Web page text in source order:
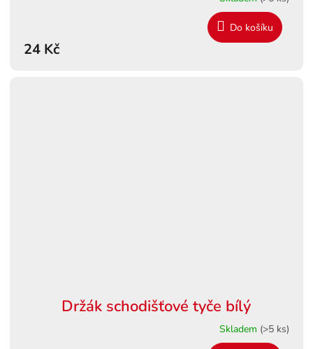
24 Kč
Do košíku
Držák schodišťové tyče bílý
Skladem (>5 ks)